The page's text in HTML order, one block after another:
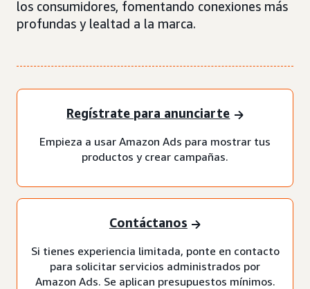
los consumidores, fomentando conexiones más
profundas y lealtad a la marca.
Regístrate para anunciarte
Empieza a usar Amazon Ads para mostrar tus
productos y crear campañas.
Contáctanos
Si tienes experiencia limitada, ponte en contacto
para solicitar servicios administrados por
Amazon Ads. Se aplican presupuestos mínimos.